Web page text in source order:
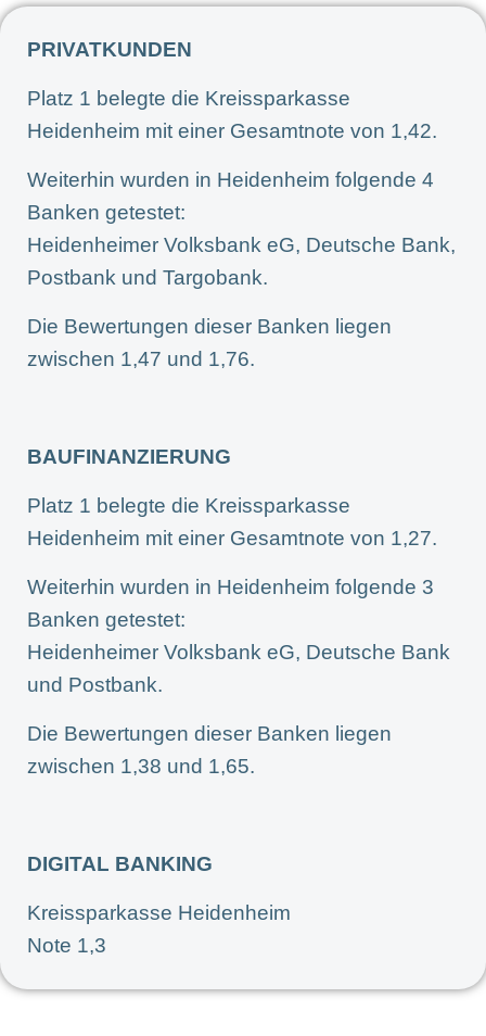
PRIVATKUNDEN
Platz 1 belegte die Kreissparkasse
Heidenheim mit einer Gesamtnote von 1,42.
Weiterhin wurden in Heidenheim folgende 4
Banken getestet:
Heidenheimer Volksbank eG, Deutsche Bank,
Postbank und Targobank.
Die Bewertungen dieser Banken liegen
zwischen 1,47 und 1,76.
BAUFINANZIERUNG
Platz 1 belegte die Kreissparkasse
Heidenheim mit einer Gesamtnote von 1,27.
Weiterhin wurden in Heidenheim folgende 3
Banken getestet:
Heidenheimer Volksbank eG, Deutsche Bank
und Postbank.
Die Bewertungen dieser Banken liegen
zwischen 1,38 und 1,65.
DIGITAL BANKING
Kreissparkasse Heidenheim
Note 1,3